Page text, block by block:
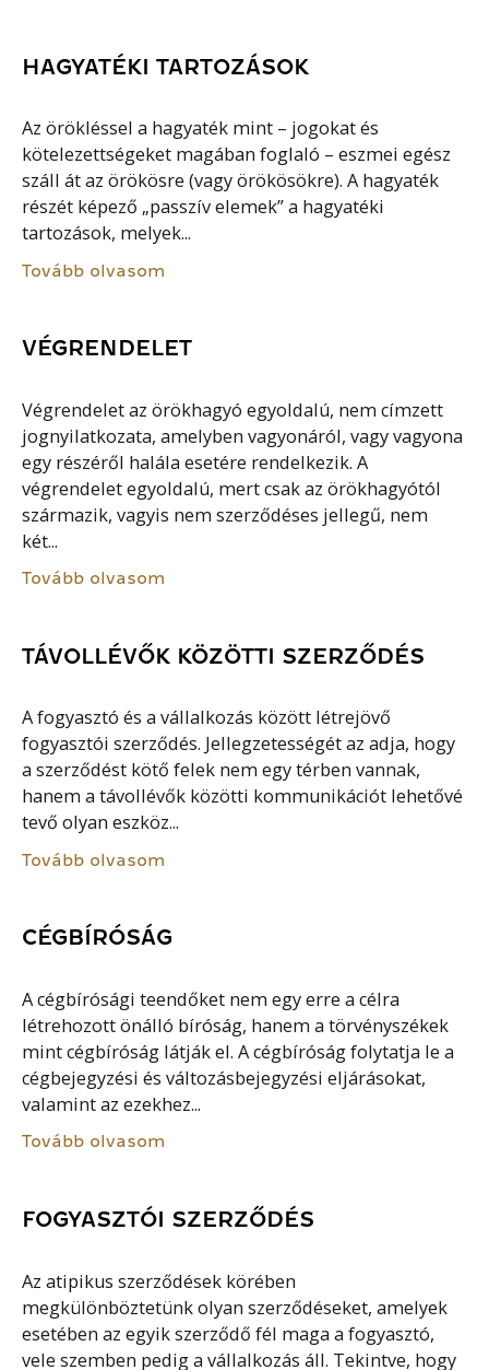
HAGYATÉKI TARTOZÁSOK
Az örökléssel a hagyaték mint – jogokat és
kötelezettségeket magában foglaló – eszmei egész
száll át az örökösre (vagy örökösökre). A hagyaték
részét képező „passzív elemek” a hagyatéki
tartozások, melyek...
Tovább olvasom
VÉGRENDELET
Végrendelet az örökhagyó egyoldalú, nem címzett
jognyilatkozata, amelyben vagyonáról, vagy vagyona
egy részéről halála esetére rendelkezik. A
végrendelet egyoldalú, mert csak az örökhagyótól
származik, vagyis nem szerződéses jellegű, nem
két...
Tovább olvasom
TÁVOLLÉVŐK KÖZÖTTI SZERZŐDÉS
A fogyasztó és a vállalkozás között létrejövő
fogyasztói szerződés. Jellegzetességét az adja, hogy
a szerződést kötő felek nem egy térben vannak,
hanem a távollévők közötti kommunikációt lehetővé
tevő olyan eszköz...
Tovább olvasom
CÉGBÍRÓSÁG
A cégbírósági teendőket nem egy erre a célra
létrehozott önálló bíróság, hanem a törvényszékek
mint cégbíróság látják el. A cégbíróság folytatja le a
cégbejegyzési és változásbejegyzési eljárásokat,
valamint az ezekhez...
Tovább olvasom
FOGYASZTÓI SZERZŐDÉS
Az atipikus szerződések körében
megkülönböztetünk olyan szerződéseket, amelyek
esetében az egyik szerződő fél maga a fogyasztó,
vele szemben pedig a vállalkozás áll. Tekintve, hogy